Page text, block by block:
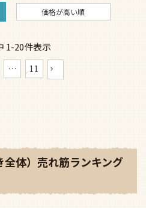
価格が高い順
1-20件表示
… 11
体）売れ筋ランキング